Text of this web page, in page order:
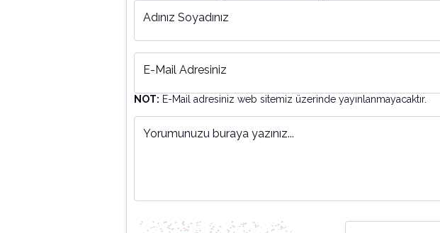
Adınız Soyadınız
E-Mail Adresiniz
NOT: E-Mail adresiniz web sitemiz üzerinde yayınlanmayacaktır.
Yorumunuzu buraya yazınız...